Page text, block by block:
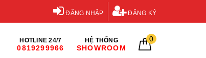
ĐĂNG NHẬP ĐĂNG KÝ
HOTLINE 24/7
0819299966
HỆ THỐNG
SHOWROOM
0